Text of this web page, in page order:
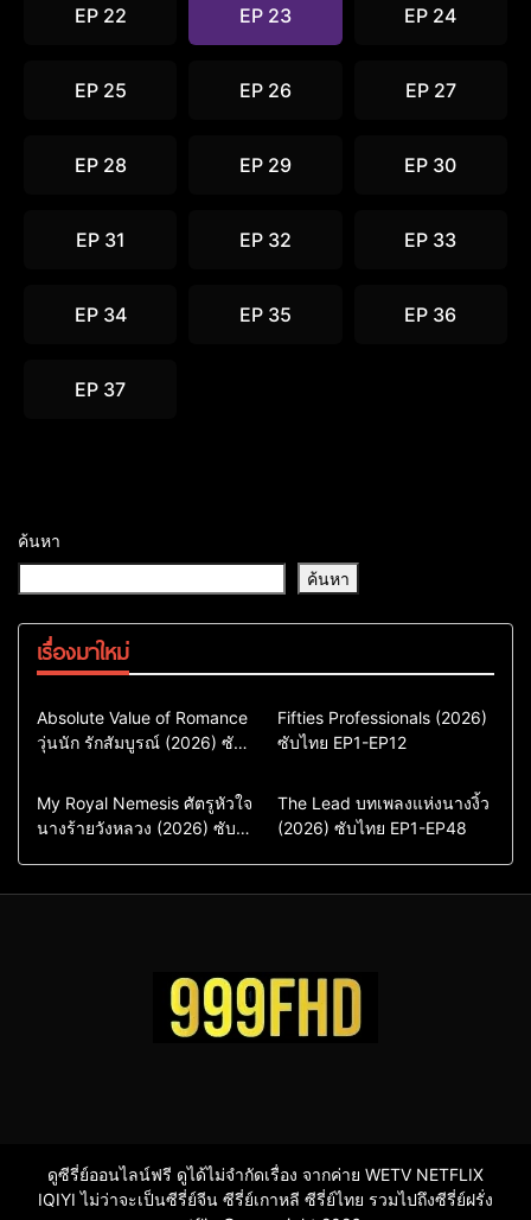
EP 22 EP 23 EP 24
EP 25 EP 26 EP 27
EP 28 EP 29 EP 30
EP 31 EP 32 EP 33
EP 34 EP 35 EP 36
EP 37
ค้นหา
ค้นหา
เรื่องมาใหม่
Comedy
Drama
ซีรี่ย์เกาหลี
ซีรี่ย์เกาหลีพากย์ไทย
Absolute Value of Romance
วุ่นนัก รักสัมบูรณ์ (2026) ซับ
Action & Adventure
Comedy
Drama
ซีรี่ย์เกาหลีซับไทย
Fifties Professionals (2026)
ซับไทย EP1-EP12
Comedy
Drama
Sci-Fi & Fantasy
My Royal Nemesis ศัตรูหัวใจ
นางร้ายวังหลวง (2026) ซับ
Drama
ซีรี่ย์จีน
ซีรี่ย์จีนซับไทย
The Lead บทเพลงแห่งนางงิ้ว
(2026) ซับไทย EP1-EP48
ดูซีรี่ย์ออนไลน์ฟรี ดูได้ไม่จำกัดเรื่อง จากค่าย WETV NETFLIX
IQIYI ไม่ว่าจะเป็นซีรี่ย์จีน ซีรี่ย์เกาหลี ซีรี่ย์ไทย รวมไปถึงซีรี่ย์ฝรั่ง